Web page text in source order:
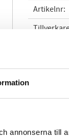
annonserna till
Artikelnr
Visa alla